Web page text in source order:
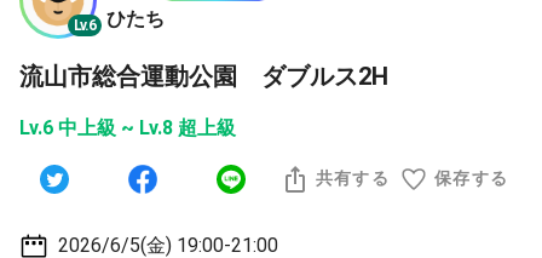
Lv.6 ひたち
流山市総合運動公園 ダブルス2H
Lv.6 中上級 ~ Lv.8 超上級
共有する 保存する
2026/6/5(金) 19:00-21:00